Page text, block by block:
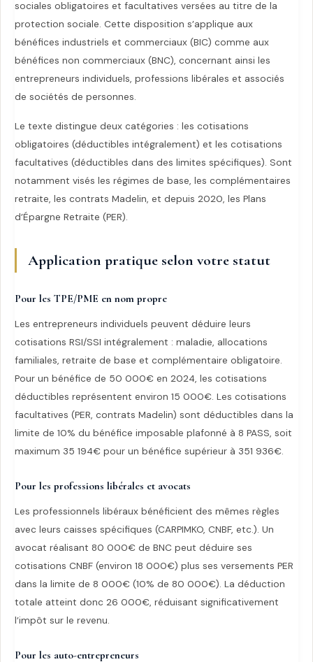
sociales obligatoires et facultatives versées au titre de la
protection sociale. Cette disposition s’applique aux
bénéfices industriels et commerciaux (BIC) comme aux
bénéfices non commerciaux (BNC), concernant ainsi les
entrepreneurs individuels, professions libérales et associés
de sociétés de personnes.
Le texte distingue deux catégories : les cotisations
obligatoires (déductibles intégralement) et les cotisations
facultatives (déductibles dans des limites spécifiques). Sont
notamment visés les régimes de base, les complémentaires
retraite, les contrats Madelin, et depuis 2020, les Plans
d’Épargne Retraite (PER).
Application pratique selon votre statut
Pour les TPE/PME en nom propre
Les entrepreneurs individuels peuvent déduire leurs
cotisations RSI/SSI intégralement : maladie, allocations
familiales, retraite de base et complémentaire obligatoire.
Pour un bénéfice de 50 000€ en 2024, les cotisations
déductibles représentent environ 15 000€. Les cotisations
facultatives (PER, contrats Madelin) sont déductibles dans la
limite de 10% du bénéfice imposable plafonné à 8 PASS, soit
maximum 35 194€ pour un bénéfice supérieur à 351 936€.
Pour les professions libérales et avocats
Les professionnels libéraux bénéficient des mêmes règles
avec leurs caisses spécifiques (CARPIMKO, CNBF, etc.). Un
avocat réalisant 80 000€ de BNC peut déduire ses
cotisations CNBF (environ 18 000€) plus ses versements PER
dans la limite de 8 000€ (10% de 80 000€). La déduction
totale atteint donc 26 000€, réduisant significativement
l’impôt sur le revenu.
Pour les auto-entrepreneurs